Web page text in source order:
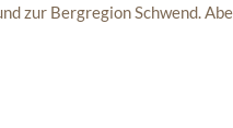
zur Bergregion Schwend.